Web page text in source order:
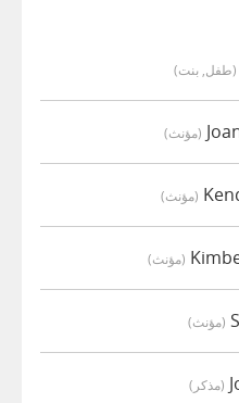
(طفل, بنت)
(مؤنث)
(مؤنث)
(مؤنث)
(مؤنث)
(مذكر)